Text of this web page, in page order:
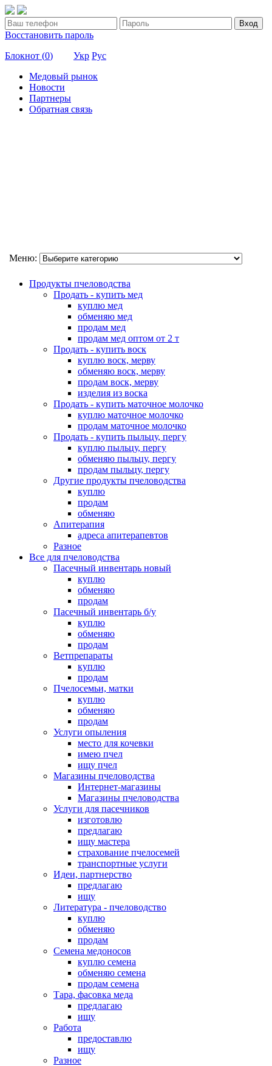
Вход
Восстановить пароль
Блокнот (0) Укр Рус
Медовый рынок
Новости
Партнеры
Обратная связь
Меню:
Продукты пчеловодства
Продать - купить мед
куплю мед
обменяю мед
продам мед
продам мед оптом от 2 т
Продать - купить воск
куплю воск, мерву
обменяю воск, мерву
продам воск, мерву
изделия из воска
Продать - купить маточное молочко
куплю маточное молочко
продам маточное молочко
Продать - купить пыльцу, пергу
куплю пыльцу, пергу
обменяю пыльцу, пергу
продам пыльцу, пергу
Другие продукты пчеловодства
куплю
продам
обменяю
Апитерапия
адреса апитерапевтов
Разное
Все для пчеловодства
Пасечный инвентарь новый
куплю
обменяю
продам
Пасечный инвентарь б/у
куплю
обменяю
продам
Ветпрепараты
куплю
продам
Пчелосемьи, матки
куплю
обменяю
продам
Услуги опыления
место для кочевки
имею пчел
ищу пчел
Магазины пчеловодства
Интернет-магазины
Магазины пчеловодства
Услуги для пасечников
изготовлю
предлагаю
ищу мастера
страхование пчелосемей
транспортные услуги
Идеи, партнерство
предлагаю
ищу
Литература - пчеловодство
куплю
обменяю
продам
Семена медоносов
куплю семена
обменяю семена
продам семена
Тара, фасовка меда
предлагаю
ищу
Работа
предоставлю
ищу
Разное